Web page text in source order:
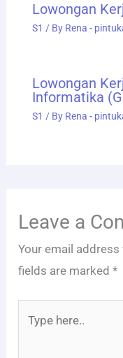
Lowongan
S1 / By Rena -
Lowongan
Informatika
S1 / By Rena -
Leave a
Your email
fields are marked*
here..